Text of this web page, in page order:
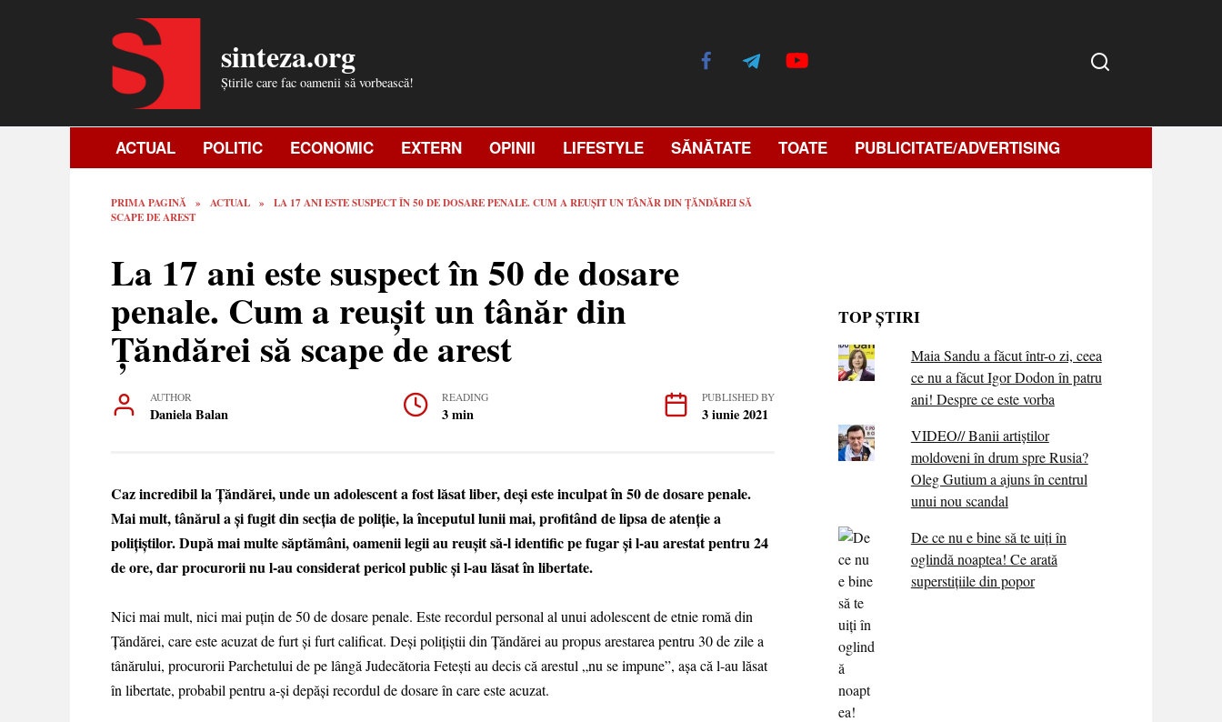
sinteza.org
Știrile care fac oamenii să vorbească!
ACTUAL POLITIC ECONOMIC EXTERN OPINII LIFESTYLE SĂNĂTATE TOATE PUBLICITATE/ADVERTISING
PRIMA PAGINĂ » ACTUAL »
LA 17 ANI ESTE SUSPECT ÎN 50 DE DOSARE PENALE. CUM A REUȘIT UN TÂNĂR DIN ȚĂNDĂREI SĂ
SCAPE DE AREST
La 17 ani este suspect în 50 de dosare
penale. Cum a reușit un tânăr din
Țăndărei să scape de arest
AUTHOR
Daniela Balan
READING
3 min
PUBLISHED BY
3 iunie 2021
Caz incredibil la Țăndărei, unde un adolescent a fost lăsat liber, deși este inculpat în 50 de dosare penale.
Mai mult, tânărul a și fugit din secția de poliție, la începutul lunii mai, profitând de lipsa de atenție a
polițiștilor. După mai multe săptămâni, oamenii legii au reușit să-l identific pe fugar și l-au arestat pentru 24
de ore, dar procurorii nu l-au considerat pericol public și l-au lăsat în libertate.
Nici mai mult, nici mai puțin de 50 de dosare penale. Este recordul personal al unui adolescent de etnie romă din
Țăndărei, care este acuzat de furt și furt calificat. Deși polițiștii din Țăndărei au propus arestarea pentru 30 de zile a
tânărului, procurorii Parchetului de pe lângă Judecătoria Fetești au decis că arestul „nu se impune”, așa că l-au lăsat
în libertate, probabil pentru a-și depăși recordul de dosare în care este acuzat.
TOP ȘTIRI
Maia Sandu a făcut într-o zi, ceea
ce nu a făcut Igor Dodon în patru
ani! Despre ce este vorba
VIDEO// Banii artiștilor
moldoveni în drum spre Rusia?
Oleg Gutium a ajuns în centrul
unui nou scandal
De ce nu e bine să te uiți în
oglindă noaptea! Ce arată
superstițiile din popor